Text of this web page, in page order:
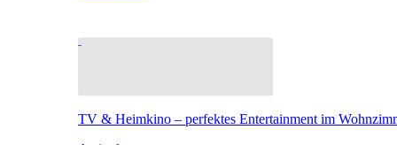
TV & Heimkino – perfektes Entertainment im